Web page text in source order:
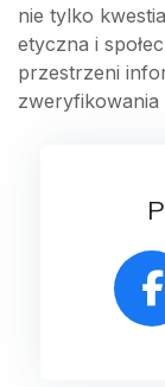
nie tylko
etyczna i
przestrzeni
zweryfikowania